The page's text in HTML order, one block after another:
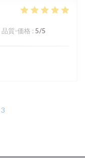
品質-価格 : 5/5
3